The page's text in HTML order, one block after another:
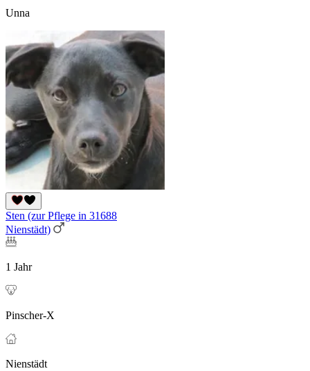
Unna
Sten (zur Pflege in 31688
Nienstädt)
1 Jahr
Pinscher-X
Nienstädt